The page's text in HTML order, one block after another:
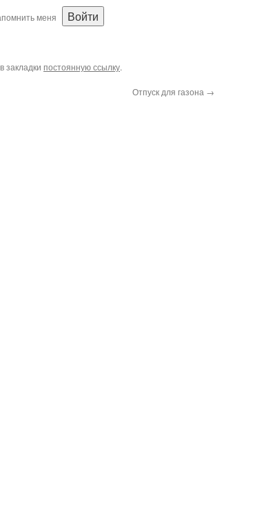
меня
закладки постоянную ссылку.
Отпуск для газона →